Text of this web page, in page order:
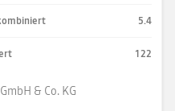
5.4
122
& Co. KG